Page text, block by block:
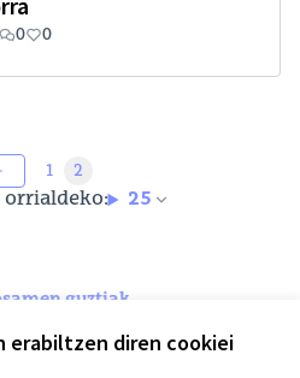
erabiltzen diren cookiei
0 0
orrialdeko: 25
1 2
guztiak